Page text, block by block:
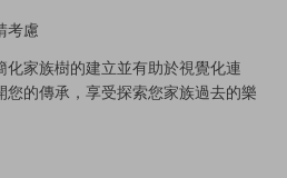
考慮
家族樹的建立並有助於視覺化連
的傳承，享受探索您家族過去的樂